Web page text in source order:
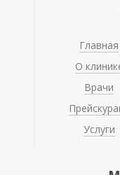
Главная
О
Врачи
Услуги